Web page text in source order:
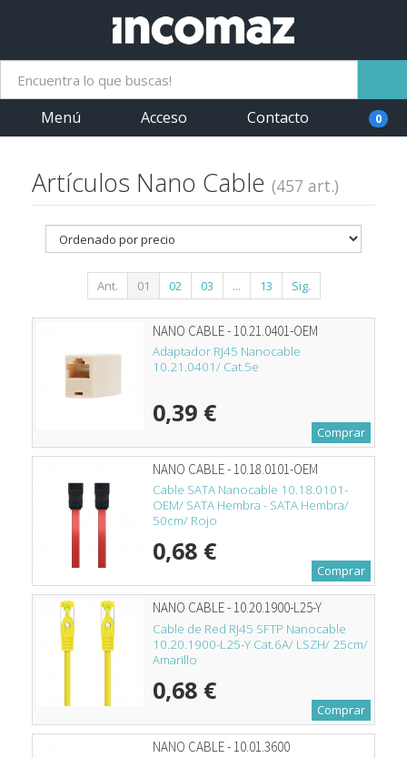
Menú Acceso Contacto 0
Artículos Nano Cable (457 art.)
Ant. 01 02 03 ... 13 Sig.
NANO CABLE - 10.21.0401-OEM
Adaptador RJ45 Nanocable
10.21.0401/ Cat.5e
0,39 €
Comprar
NANO CABLE - 10.18.0101-OEM
Cable SATA Nanocable 10.18.0101-
OEM/ SATA Hembra - SATA Hembra/
50cm/ Rojo
0,68 €
Comprar
NANO CABLE - 10.20.1900-L25-Y
Cable de Red RJ45 SFTP Nanocable
10.20.1900-L25-Y Cat.6A/ LSZH/ 25cm/
Amarillo
0,68 €
Comprar
NANO CABLE - 10.01.3600